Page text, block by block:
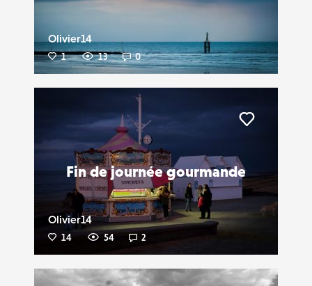
Olivier14
1 13 0
Fin de journée gourmande
Olivier14
14 54 2